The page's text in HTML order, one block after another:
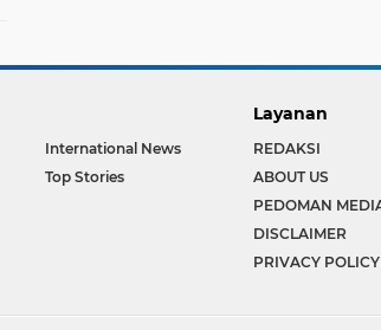
International News
Top Stories
Layanan
REDAKSI
ABOUT US
DISCLAIMER
PRIVACY POLICY